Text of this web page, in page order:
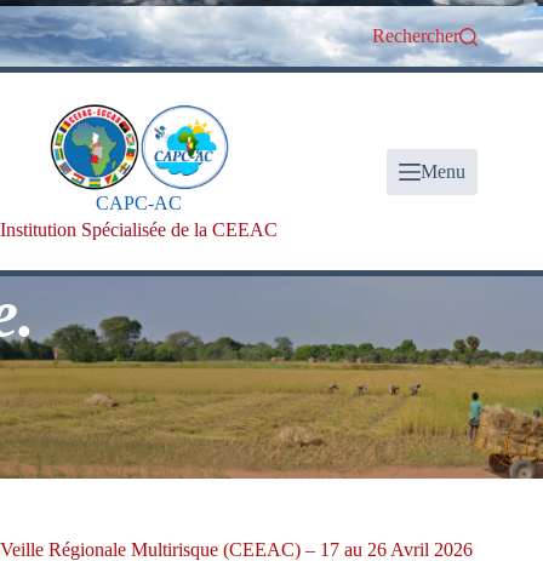
Passer
au
contenu
Rechercher
CAPC-AC
Institution Spécialisée de la CEEAC
Menu
Veille Régionale Multirisque (CEEAC) – 17 au 26 Avril 2026